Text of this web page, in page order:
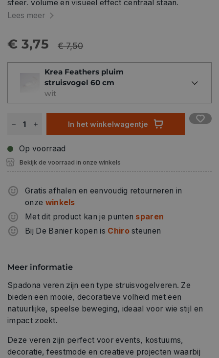
sfeer, volume en visueel effect centraal staan.
Spadona is beschikbaar in meerdere kleuren.
Lees meer
€ 3,75 € 7,50
Krea Feathers pluim
struisvogel 60 cm
wit
In het winkelwagentje
Op voorraad
Bekijk de voorraad in onze winkels
Gratis afhalen en eenvoudig retourneren in
onze winkels
Met dit product kan je punten sparen
Bij De Banier kopen is Chirosteunen
Meer informatie
Spadona veren zijn een type struisvogelveren. Ze
bieden een mooie, decoratieve volheid met een
natuurlijke, speelse beweging, ideaal voor wie stijl en
impact zoekt.
Deze veren zijn perfect voor events, kostuums,
decoratie, feestmode en creatieve projecten waarbij